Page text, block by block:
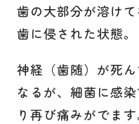
歯の大部分が溶け
歯に侵された状態。
神経（歯随）が死
なるが、細菌に感
り再び痛みがでま